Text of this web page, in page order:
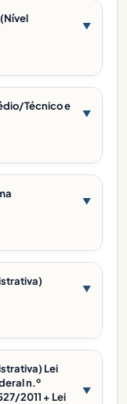
▼
Técnico e
▼
▼
▼
Lei
n.º
2011 + Lei
▼